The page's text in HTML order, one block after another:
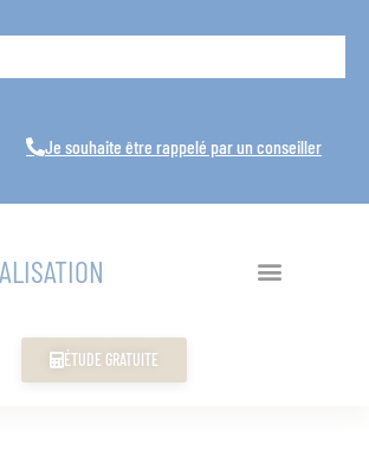
Je souhaite être rappelé par un conseiller
ÉTUDE GRATUITE